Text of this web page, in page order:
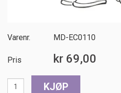
Varenr. MD-EC0110
Pris kr 69,00